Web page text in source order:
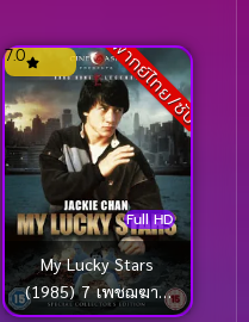
พากย์ไทย/ซับ
Full HD
7.0
My Lucky Stars
(1985) 7 เพชฌฆาต